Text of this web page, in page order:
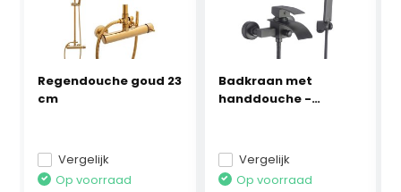
Regendouche goud 23
cm
Vergelijk
Op voorraad
Badkraan met
handdouche -
Vergelijk
Op voorraad